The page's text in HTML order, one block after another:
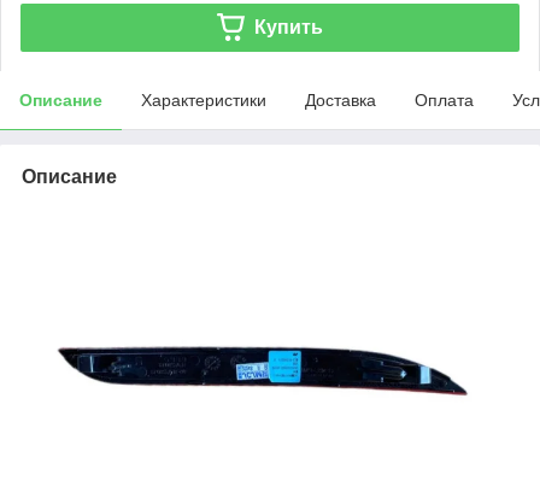
Купить
Описание Характеристики Доставка Оплата
Описание